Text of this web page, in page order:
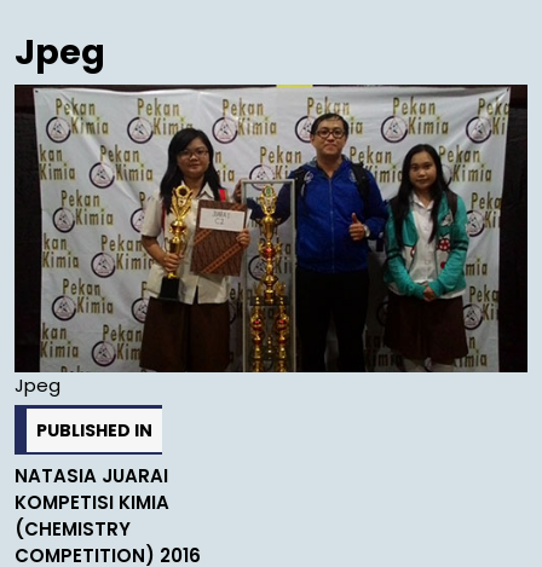
Jpeg
Jpeg
PUBLISHED IN
NATASIA JUARAI
KOMPETISI KIMIA
(CHEMISTRY
COMPETITION) 2016